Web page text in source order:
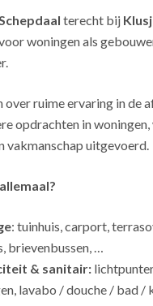
terecht bij
voor woningen als
ruime ervaring in de
opdrachten in
vakmanschap uitgevoerd.
: tuinhuis, carport,
brievenbussen, …
& sanitair:
lavabo / douche / bad /